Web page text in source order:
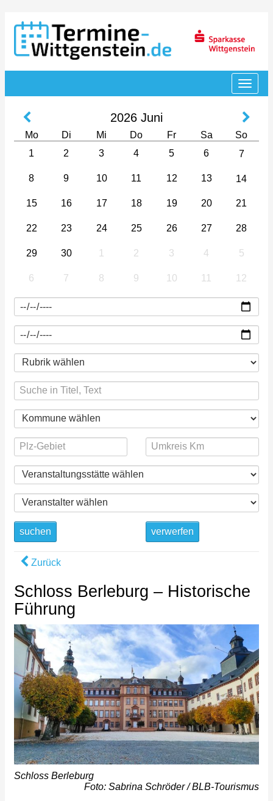
2026 Juni
Mo Di Mi Do Fr Sa
So
1
2 3 4 5 6 7
8 9 10 11 12 13 14
15 16 17 18 19 20 21
22 23 24 25 26 27 28
29 30 1 2 3 4 5
6 7 8 9 10 11 12
suchen verwerfen
Zurück
Schloss Berleburg – Historische
Führung
Schloss Berleburg
Foto: Sabrina Schröder / BLB-Tourismus